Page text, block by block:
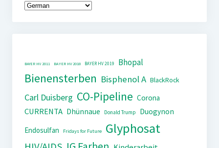
BAYER HV 2011 BAYER HV 2018 BAYER HV 2019 Bhopal
Bienensterben Bisphenol A BlackRock
Carl Duisberg CO-Pipeline Corona
CURRENTA Dhünnaue Donald Trump
Duogynon
Endosulfan
Fridays for Future Glyphosat